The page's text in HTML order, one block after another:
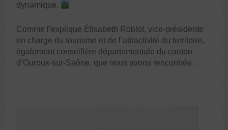
dynamique.
Comme l’explique Élisabeth Roblot, vice-présidente
en charge du tourisme et de l’attractivité du territoire,
également conseillère départementale du canton
d’Ouroux-sur-Saône, que nous avons rencontrée :